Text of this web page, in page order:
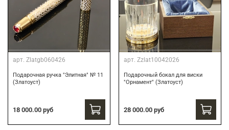
арт. Zlatgb060426
Подарочная ручка "Элитная" № 11
(Златоуст)
18 000.00 руб
арт. Zzlat10042026
Подарочный бокал для виски
"Орнамент" (Златоуст)
28 000.00 руб